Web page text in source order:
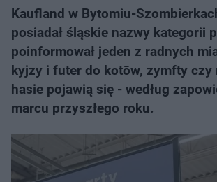
Kaufland w Bytomiu-
posiadał śląskie nazwy kategorii
poinformował jeden z radnych
kyjzy i futer do kotōw, zymfty czy
hasie pojawią się - według
marcu przyszłego roku.